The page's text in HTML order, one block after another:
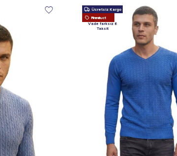
Ücretsiz Kargo
New Product
Vade farksız 6
Taksit